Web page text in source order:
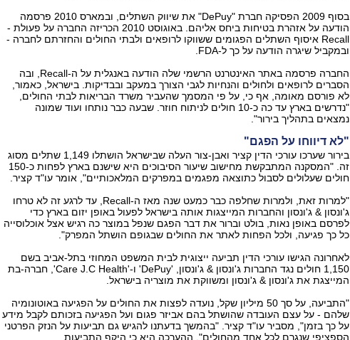
בסוף 2009 הפסיקה חברת ‭"DePuy"‬ את שיווק השתלים, ובמארס 2010 פרסמה
הודעה על אזהרת בטיחות ביחס אליהם. באוגוסט 2010 הכריזה החברה על פעולת ‭-
Recall‬ איסוף השתלים הפגומים ששווקו לרופאים ולבתי החולים והחזרתם לחברה -
ובמקביל שיגרה הודעה על כך ל‭.FDA-‬
החברה פרסמה באתר האינטרנט הרשמי שלה הודעה באנגלית על ה‭,Recall-‬ ובה
הסברים לרופאים ולחולים והנחיות לגבי הצורך במעקב ובבדיקות. בישראל, כאמור,
לא פורסם מאומה, אף כי, על פי המסמך שהעביר משרד הבריאות לבתי החולים,
"נדרשים בארץ עד כה כ‭10-‬ חולים לניתוח חוזר. שבעה כבר נותחו ועוד שמונה
נמצאים בתהליך בירור‭."‬
"לא דיווחו על הפגם"
בירור שערכו עורכי הדין קציר ואבן-צור העלה שבישראל הושתלו ‭1,149‬ שתלים מסוג
חולים שעלולים לסבול כתוצאה מפגמים במפרקים המלאכותיים‭,"‬ אומר עו"ד קציר.
"למרות זאת, ולמרות שחלפה כבר כמעט שנה מאז ה‭,Recall-‬ עד לרגע זה לא טרחו
ג'ונסון & ג'ונסון והחברות המייצגות אותה בישראל לפעול באופן יזום בארץ כדי
לפרסם באופן נאות, בולט וברור את דבר הפגם שנפל במוצר כה רגיש אצל אוכלוסייה
כל כך פגיעה, ולכל הפחות לאתר את החולים שבגופם הושתל המפרק‭."‬
לאחרונה הגישו עורכי הדין תביעה ייצוגית לבית המשפט המחוזי בתל-אביב בשם
‭1,150‬ חולים נגד החברות ג'ונסון & ג'ונסון, ‭'DePuy'‬ ו‭,'Care J.C Health'-‬ חברה-בת
המייצגת את ג'ונסון & ג'ונסון ומשווקת את מוצריה בישראל.
"התביעה, על סך 50 מיליון שקל, נועדה לפצות את החולים על הפגיעה באוטונומיה
שלהם - על עצם העובדה שהושתל בהם אביזר פגום ועל הפגיעה בזכותם לקבל מידע
על כך בזמן‭,"‬ מסביר עו"ד קציר. "בהמשך בדעתנו להגיש גם תביעות על הנזק הפרטני
הספציפי שנגרם לכל אחד מהחולים‭."‬ ההערכה היא כי היקף התביעות